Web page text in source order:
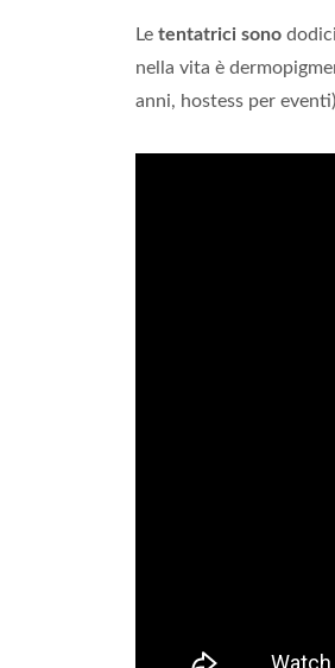
Le tentatrici sono
nella vita è
anni, hostess per